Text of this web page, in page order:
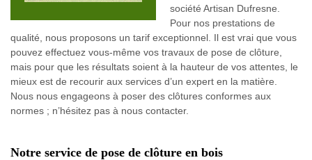
société Artisan Dufresne.
Pour nos prestations de
qualité, nous proposons un tarif exceptionnel. Il est vrai que vous
pouvez effectuez vous-même vos travaux de pose de clôture,
mais pour que les résultats soient à la hauteur de vos attentes, le
mieux est de recourir aux services d’un expert en la matière.
Nous nous engageons à poser des clôtures conformes aux
normes ; n’hésitez pas à nous contacter.
Notre service de pose de clôture en bois